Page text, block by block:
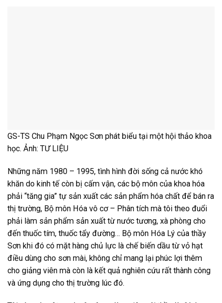
GS-TS Chu Phạm Ngọc Sơn phát biểu tại một hội thảo khoa
học. Ảnh: TƯ LIỆU
Những năm 1980 – 1995, tình hình đời sống cả nước khó
khăn do kinh tế còn bị cấm vận, các bộ môn của khoa hóa
phải “tăng gia” tự sản xuất các sản phẩm hóa chất để bán ra
thị trường, Bộ môn Hóa vô cơ – Phân tích mà tôi theo đuổi
phải làm sản phẩm sản xuất từ nước tương, xà phòng cho
đến thuốc tím, thuốc tẩy đường… Bộ môn Hóa Lý của thầy
Sơn khi đó có mặt hàng chủ lực là chế biến dầu từ vỏ hạt
điều dùng cho sơn mài, không chỉ mang lại phúc lợi thêm
cho giảng viên mà còn là kết quả nghiên cứu rất thành công
và ứng dụng cho thị trường lúc đó.